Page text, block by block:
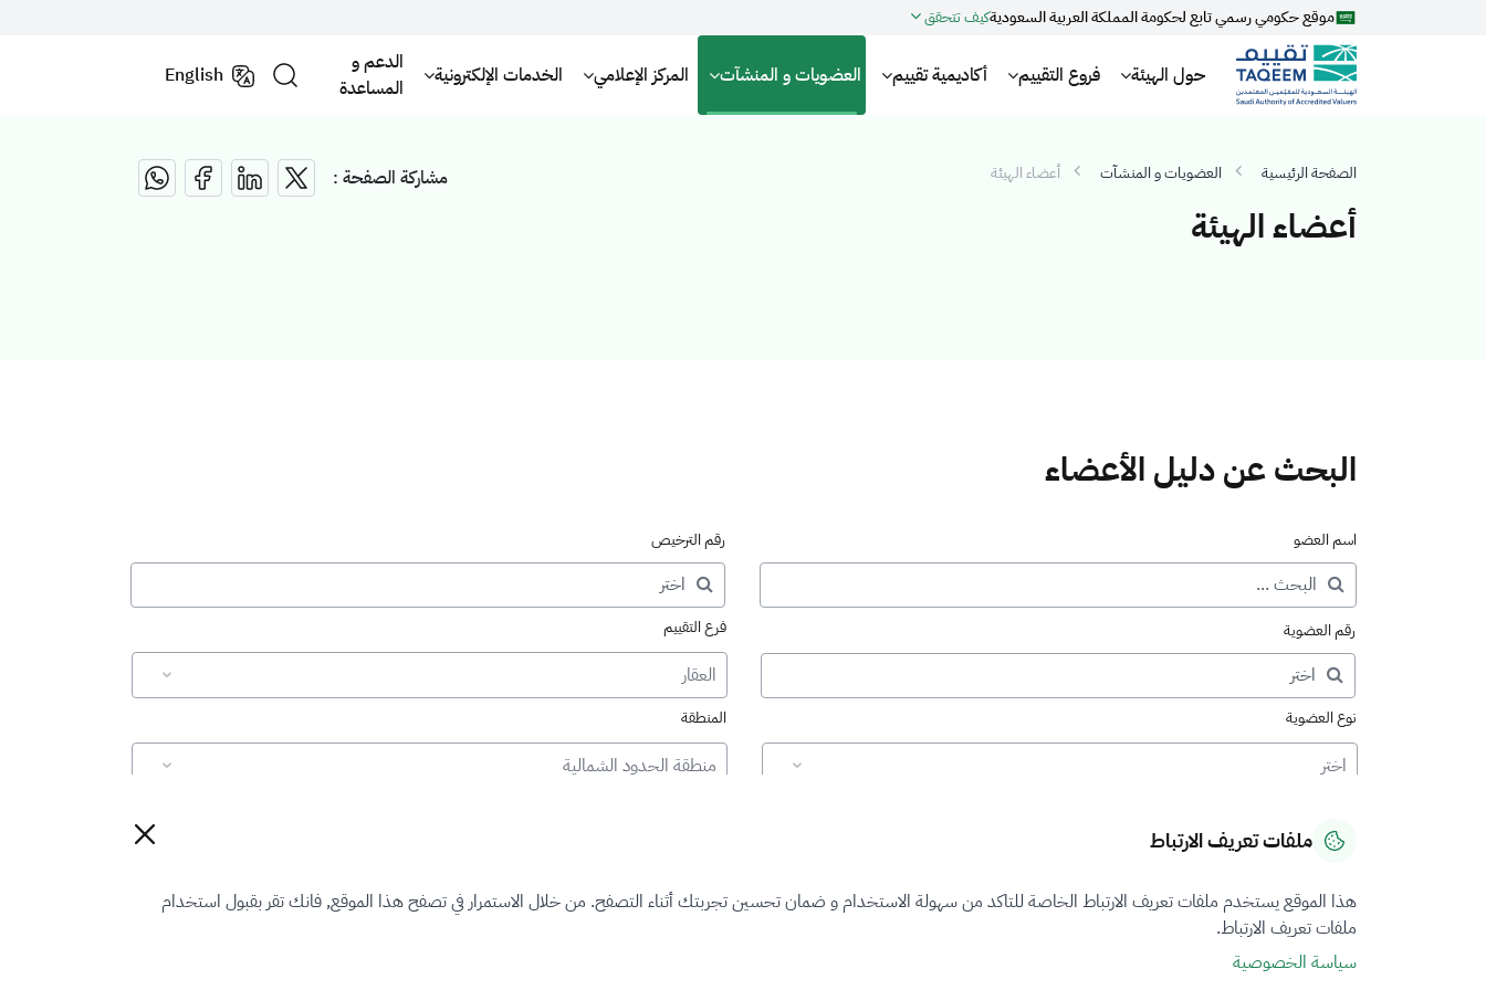
موقع حكومي رسمي تابع لحكومة المملكة العربية السعوديةكيف تتحقق
حول الهيئة فروع التقييم أكاديمية تقييم العضويات و المنشآت المركز الإعلامي الخدمات الإلكترونية
الدعم و
المساعدة
English
الصفحة الرئيسية العضويات و المنشآت أعضاء الهيئة مشاركة الصفحة :
أعضاء الهيئة
البحث عن دليل الأعضاء
اسم العضو رقم الترخيص
رقم العضوية فرع التقييم
العقار
نوع العضوية
اختر
المنطقة
منطقة الحدود الشمالية
إعادة تعيين ملفات تعريف الارتباط
هذا الموقع يستخدم ملفات تعريف الارتباط الخاصة للتاكد من سهولة الاستخدام و ضمان تحسين تجربتك أثناء التصفح. من خلال الاستمرار في تصفح هذا الموقع, فانك تقر بقبول استخدام
ملفات تعريف الارتباط.
سياسة الخصوصية